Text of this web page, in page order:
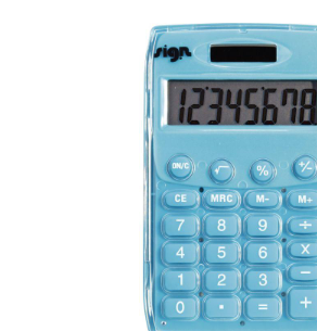
NOUS CONTACTER
RÉALISATION